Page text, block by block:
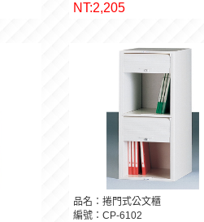
NT:2,205
品名：捲門式公文櫃
編號：CP-6102